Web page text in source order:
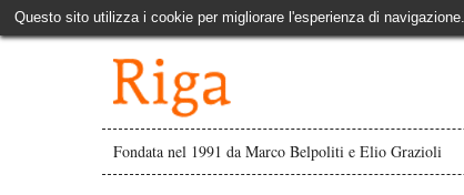
Questo sito utilizza i cookie per migliorare l'esperienza di
Fondata nel 1991 da Marco Belpoliti e Elio Grazioli